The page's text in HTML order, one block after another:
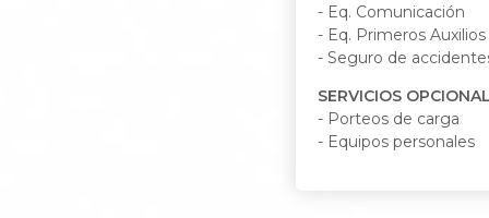
- Eq. Comunicación
- Eq. Primeros Auxilios
- Seguro de
SERVICIOS
- Porteos de carga
- Equipos personales